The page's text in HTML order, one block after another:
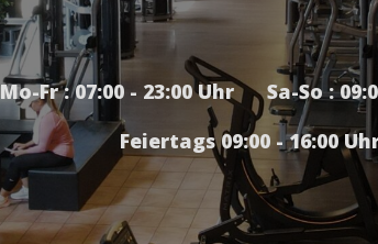
Mo-Fr : 07:00 - 23:00 Uhr Sa-So :
Feiertags 09:00 - 16:00